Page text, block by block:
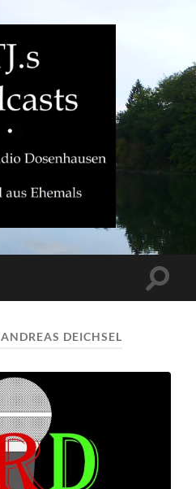
TJ.s
ANDREAS DEICHSEL